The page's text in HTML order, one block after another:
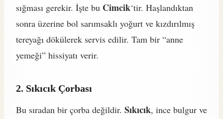
sığması gerekir. İşte bu Cimcik‘tir. Haşlandıktan
sonra üzerine bol sarımsaklı yoğurt ve kızdırılmış
tereyağı dökülerek servis edilir. Tam bir “anne
yemeği” hissiyatı verir.
2. Sıkıcık Çorbası
Bu sıradan bir çorba değildir. Sıkıcık, ince bulgur ve